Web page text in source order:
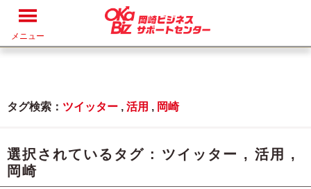
メニュー
タグ検索： ツイッター , 活用 , 岡崎
選択されているタグ : ツイッター , 活用
,
岡崎